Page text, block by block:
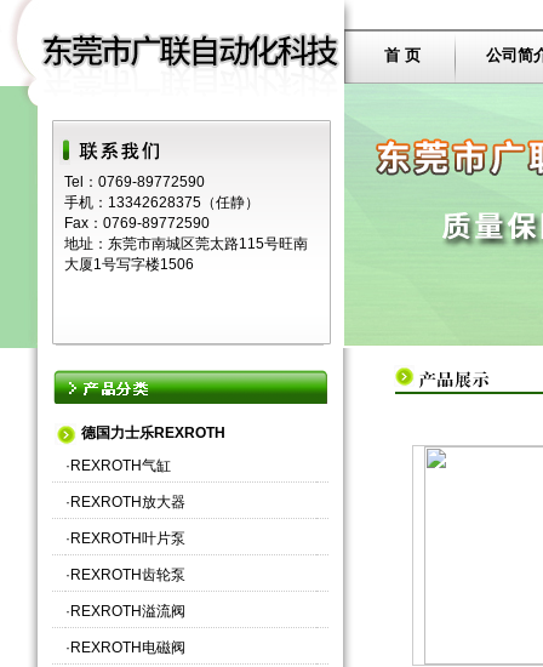
Tel：0769-89772590
手机：13342628375（任静）
Fax：0769-89772590
地址：东莞市南城区莞太路115号旺南
大厦1号写字楼1506
首 页 公司简
德国力士乐REXROTH
· REXROTH气缸
· REXROTH放大器
· REXROTH叶片泵
· REXROTH齿轮泵
· REXROTH溢流阀
· REXROTH电磁阀